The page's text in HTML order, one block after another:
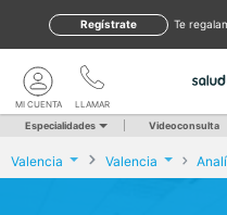
te
Regístrate
LLAMAR
MI CUENTA
Especialidades Videoconsulta
Valencia Valencia